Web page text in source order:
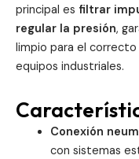
principal es filtrar
regular la presión,
limpio para el
equipos industriales.
Conexión
con sistemas